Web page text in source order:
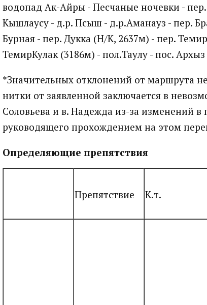
водопад Ак-Айры - Песчаные ночевки -
Кышлаусу - д.р. Псыш - д.р.Аманауз - пер.
Бурная - пер. Дукка (Н/К, 2637м) - пер.
ТемирКулак (3186м) - пол.Таулу - пос. Архыз
*Значительных отклонений от маршрута
нитки от заявленной заключается в
Соловьева и в. Надежда из-за изменений в
руководящего прохождением на этом
Определяющие препятствия
Препятствие К.т.